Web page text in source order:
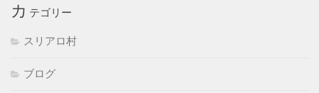
カ テゴリー
スリアロ村
ブログ